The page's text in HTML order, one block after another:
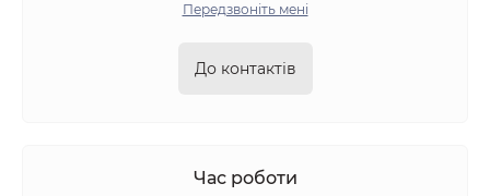
Передзвоніть мені
До контактів
Час роботи